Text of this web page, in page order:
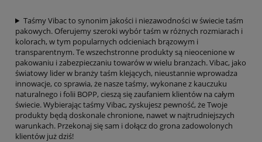
Taśmy Vibac to synonim jakości i niezawodności w świecie taśm
pakowych. Oferujemy szeroki wybór taśm w różnych rozmiarach i
kolorach, w tym popularnych odcieniach brązowym i
transparentnym. Te wszechstronne produkty są nieocenione w
pakowaniu i zabezpieczaniu towarów w wielu branżach. Vibac, jako
światowy lider w branży taśm klejących, nieustannie wprowadza
innowacje, co sprawia, że nasze taśmy, wykonane z kauczuku
naturalnego i folii BOPP, cieszą się zaufaniem klientów na całym
świecie. Wybierając taśmy Vibac, zyskujesz pewność, że Twoje
produkty będą doskonale chronione, nawet w najtrudniejszych
warunkach. Przekonaj się sam i dołącz do grona zadowolonych
klientów już dziś!